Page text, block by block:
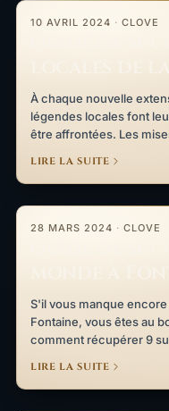
10 AVRIL 2024 · CLOVE
locales de la
À chaque nouvelle
légendes locales font
être affrontées. Les
LIRE LA SUITE
Guide de succès : Les
28 MARS 2024 · CLOVE
monde à
S'il vous manque
Fontaine, vous êtes au
comment récupérer 9
LIRE LA SUITE
Guide de succès – 9